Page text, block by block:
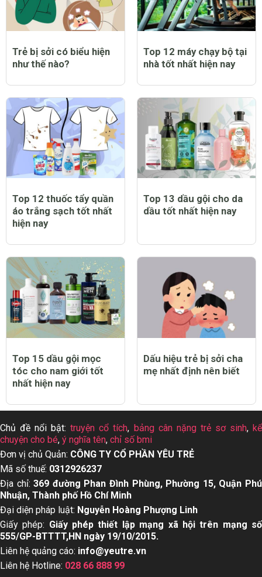
Trẻ bị sởi có biểu hiện
như thế nào?
Top 12 máy chạy bộ tại
nhà tốt nhất hiện nay
Top 12 thuốc tẩy quần
áo trắng sạch tốt nhất
hiện nay
Top 13 dầu gội cho da
dầu tốt nhất hiện nay
Top 15 dầu gội mọc
tóc cho nam giới tốt
nhất hiện nay
Dấu hiệu trẻ bị sởi cha
mẹ nhất định nên biết
Chủ đề nổi bật:truyện cổ tích, bảng cân nặng trẻ sơ sinh,kể
chuyện cho bé, ý nghĩa tên, chỉ số bmi
Đơn vị chủ Quản: CÔNG TY CỔ PHẦN YÊU TRẺ
Mã số thuế: 0312926237
Địa chỉ:369 đường Phan Đình Phùng, Phường 15, Quận Phú
Nhuận, Thành phố Hồ Chí Minh
Đại diện pháp luật: Nguyễn Hoàng Phượng Linh
Giấy phép: Giấy phép thiết lập mạng xã hội trên mạng số
555/GP-BTTTT,HN ngày 19/10/2015.
Liên hệ quảng cáo: info@yeutre.vn
Liên hệ Hotline: 028 66 888 99